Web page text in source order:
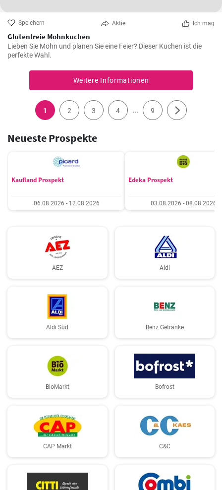
Speichern Aktie Ich mag
Glutenfreie Mohnkuchen
Lieben Sie Mohn und planen Sie eine Feier? Dieser Kuchen ist die
perfekte Wahl.
Weitere Informationen
1 2 3 4 ... 9
Neueste Prospekte
Kaufland Prospekt
06.08.2026 - 12.08.2026
Edeka Prospekt
03.08.2026 - 08.08.2026
AEZ Aldi
Aldi Süd Benz Getränke
BioMarkt Bofrost
CAP Markt C&C